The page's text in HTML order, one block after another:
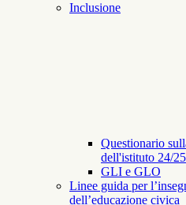
Inclusione
Questionario
dell'istituto 24/25
GLI e GLO
Linee guida per
dell’educazione civica